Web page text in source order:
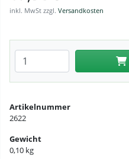
inkl. MwSt zzgl. Versandkosten
Anzahl eingeben
Artikelnummer
2622
Gewicht
0,10 kg